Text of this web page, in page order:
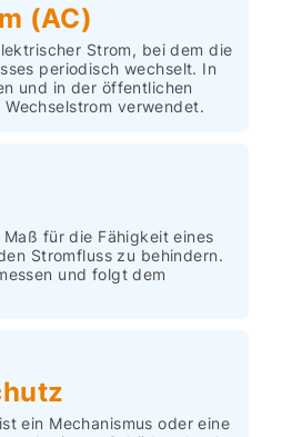
(AC)
Strom, bei dem die
periodisch wechselt. In
und in der öffentlichen
verwendet.
für die Fähigkeit eines
Stromfluss zu behindern.
und folgt dem
ein Mechanismus oder eine